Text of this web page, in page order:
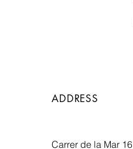
ADDRESS
Carrer de la Mar 16